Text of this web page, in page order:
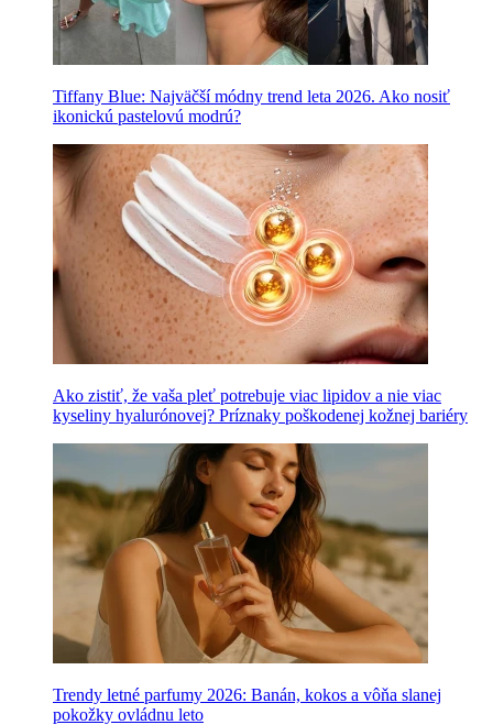
Tiffany Blue: Najväčší módny trend leta 2026. Ako nosiť
ikonickú pastelovú modrú?
Ako zistiť, že vaša pleť potrebuje viac lipidov a nie viac
kyseliny hyalurónovej? Príznaky poškodenej kožnej bariéry
Trendy letné parfumy 2026: Banán, kokos a vôňa slanej
pokožky ovládnu leto